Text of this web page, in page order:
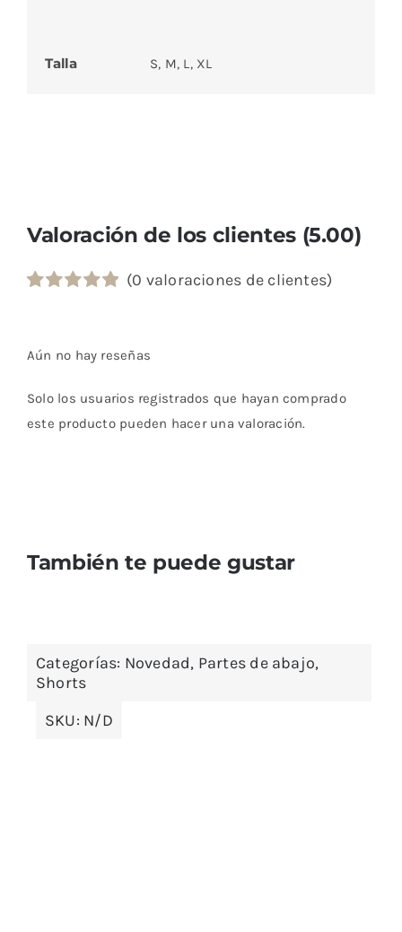
Talla S, M, L, XL
Valoración de los clientes (5.00)
valoración
(0 valoraciones de clientes)
Aún no hay reseñas
Solo los usuarios registrados que hayan comprado
este producto pueden hacer una valoración.
También te puede gustar
Categorías: Novedad, Partes de abajo,
Shorts
SKU: N/D